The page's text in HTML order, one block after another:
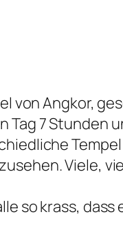
von Angkor,
7 Stunden
Viele,
so krass,